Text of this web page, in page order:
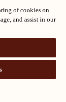
of cookies on
and assist in our